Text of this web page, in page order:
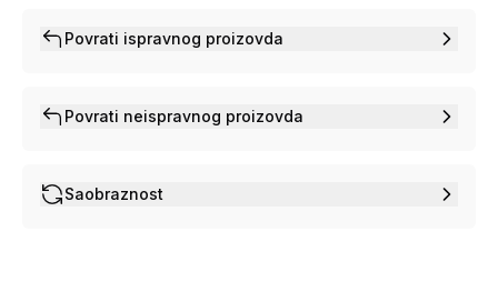
Povrati ispravnog proizovda
Povrati neispravnog proizovda
Saobraznost